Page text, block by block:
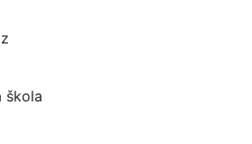
škola